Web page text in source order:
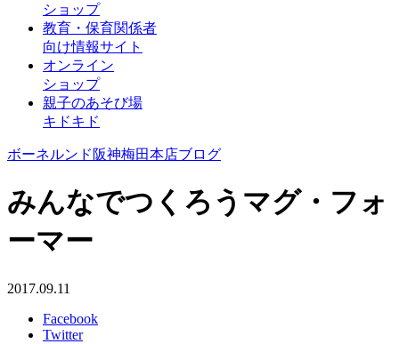
ショップ
教育・保育関係者
向け情報サイト
オンライン
ショップ
親子のあそび場
キドキド
ボーネルンド阪神梅田本店ブログ
みんなでつくろうマグ・フォ
ーマー
2017.09.11
Facebook
Twitter